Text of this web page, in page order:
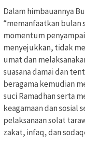
Dalam himbauannya
“memanfaatkan bulan
momentum
menyejukkan, tidak
umat dan
suasana damai dan
beragama kemudian
suci Ramadhan serta
keagamaan dan sosial
pelaksanaan solat
zakat, infaq, dan